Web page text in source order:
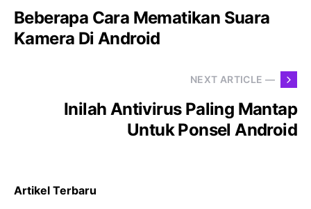
Beberapa Cara Mematikan Suara
Kamera Di Android
NEXT ARTICLE —
Inilah Antivirus Paling Mantap
Untuk Ponsel Android
Artikel Terbaru